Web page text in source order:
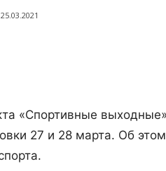
25.03.2021
«Спортивные
27 и 28 марта. Об